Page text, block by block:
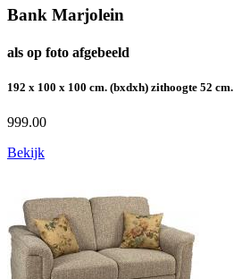
Bank Marjolein
als op foto afgebeeld
192 x 100 x 100 cm. (bxdxh) zithoogte 52 cm.
999.00
Bekijk